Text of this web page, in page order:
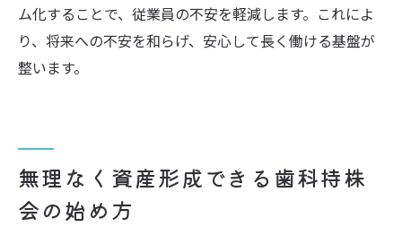
歯科持株会を退会する際の精算金の受取方
法とは
歯科持株会のリスクを抑えるための具体的
対策
ム化することで、従業員の不安を軽減します。これによ
り、将来への不安を和らげ、安心して長く働ける基盤が
整います。
無理なく資産形成できる歯科持株
会の始め方